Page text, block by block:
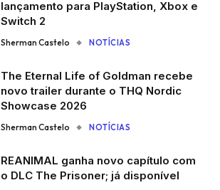
lançamento para PlayStation, Xbox e
Switch 2
Sherman Castelo NOTÍCIAS
The Eternal Life of Goldman recebe
novo trailer durante o THQ Nordic
Showcase 2026
Sherman Castelo NOTÍCIAS
REANIMAL ganha novo capítulo com
o DLC The Prisoner; já disponível